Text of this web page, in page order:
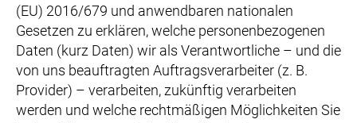
(EU) 2016/679 und anwendbaren nationalen
Gesetzen zu erklären, welche personenbezogenen
Daten (kurz Daten) wir als Verantwortliche – und die
von uns beauftragten Auftragsverarbeiter (z. B.
Provider) – verarbeiten, zukünftig verarbeiten
werden und welche rechtmäßigen Möglichkeiten Sie